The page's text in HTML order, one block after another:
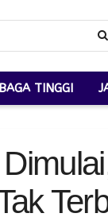
TINGGI